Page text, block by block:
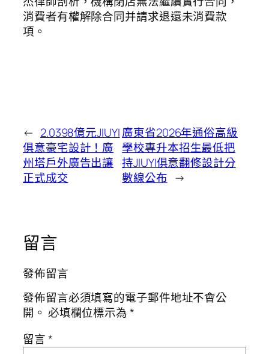
消費者有權解除合同并請求退還未消費款
項。
← 2.0398億元JIUYI
俱意豪宅設計！廣
州塔戶外廣告出讓
正式成交
廣東省2026年通俗高級
學校專升本招生最低把
持JIUYI俱意翻修設計分
數線公布 →
留言
發佈留言
發佈留言必須填寫的電子郵件地址不會公
開。 必填欄位標示為*
留言*